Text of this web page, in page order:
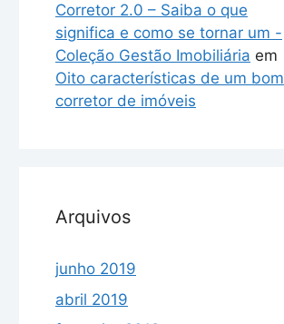
Corretor 2.0 – Saiba o que
significa e como se tornar um -
Coleção Gestão Imobiliária em
Oito características de um bom
corretor de imóveis
Arquivos
junho 2019
abril 2019